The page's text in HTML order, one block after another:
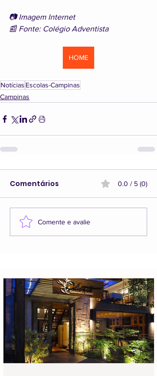
📷 Imagem Internet
📰 Fonte: Colégio Adventista
HOME
Notícias Escolas-Campinas
Campinas
Comentários 0.0 / 5 (0)
Comente e avalie